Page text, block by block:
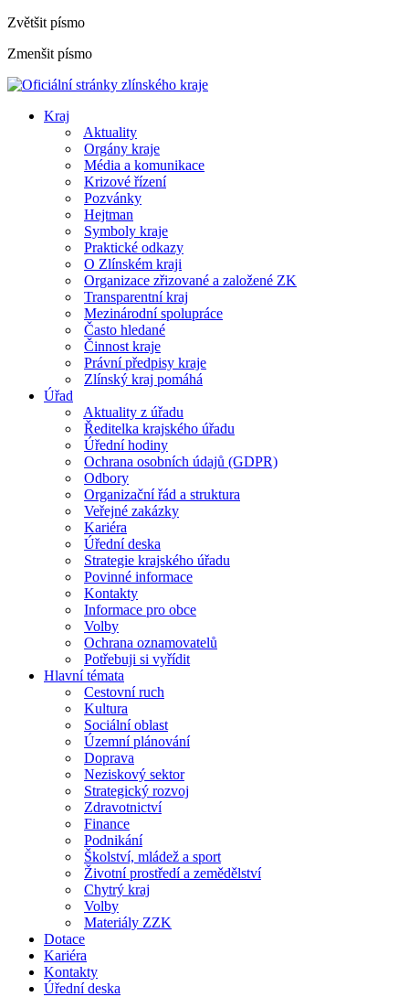
Zvětšit písmo
Zmenšit písmo
Kraj
Aktuality
Orgány kraje
Média a komunikace
Krizové řízení
Pozvánky
Hejtman
Symboly kraje
Praktické odkazy
O Zlínském kraji
Organizace zřizované a založené ZK
Transparentní kraj
Mezinárodní spolupráce
Často hledané
Činnost kraje
Právní předpisy kraje
Zlínský kraj pomáhá
Úřad
Aktuality z úřadu
Ředitelka krajského úřadu
Úřední hodiny
Ochrana osobních údajů (GDPR)
Odbory
Organizační řád a struktura
Veřejné zakázky
Kariéra
Úřední deska
Strategie krajského úřadu
Povinné informace
Kontakty
Informace pro obce
Volby
Ochrana oznamovatelů
Potřebuji si vyřídit
Hlavní témata
Cestovní ruch
Kultura
Sociální oblast
Územní plánování
Doprava
Neziskový sektor
Strategický rozvoj
Zdravotnictví
Finance
Podnikání
Školství, mládež a sport
Životní prostředí a zemědělství
Chytrý kraj
Volby
Materiály ZZK
Dotace
Kariéra
Kontakty
Úřední deska